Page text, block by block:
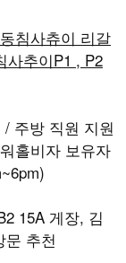
침사츄이 리갈
사추이P1 , P2
주방 직원 지원
홀비자 보유자
15A 게장, 김
문 추천